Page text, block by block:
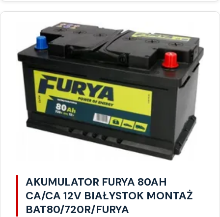
AKUMULATOR FURYA 80AH
CA/CA 12V BIAŁYSTOK MONTAŻ
BAT80/720R/FURYA